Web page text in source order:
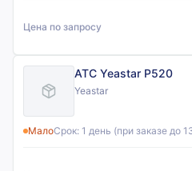
Цена по запросу
АТС Yeastar P520
Yeastar
МалоСрок: 1 день (при заказе до